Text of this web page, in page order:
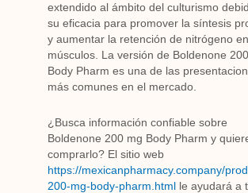
extendido al ámbito del culturismo
su eficacia para promover la síntesis
y aumentar la retención de nitrógeno
músculos. La versión de Boldenone
Body Pharm es una de las
más comunes en el mercado.
¿Busca información confiable sobre
Boldenone 200 mg Body Pharm y
comprarlo? El sitio web
https://mexicanpharmacy.company/
200-mg-body-pharm.htmlle ayudará a